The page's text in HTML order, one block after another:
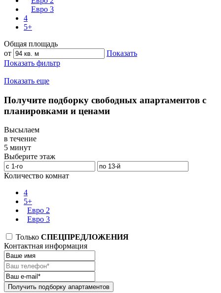
Евро 3
4
5+
Общая площадь
от
Показать
Показать фильтр
Показать еще
Получите подборку свободных апартаментов с
планировками и ценами
Высылаем
в течение
5 минут
Выберите этаж
Количество комнат
4
5+
Евро 2
Евро 3
Только СПЕЦПРЕДЛОЖЕНИЯ
Контактная информация
Получить подборку апартаментов